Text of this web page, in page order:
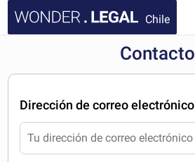
Chile
FAQ
Contacto
Dirección de correo electrónico